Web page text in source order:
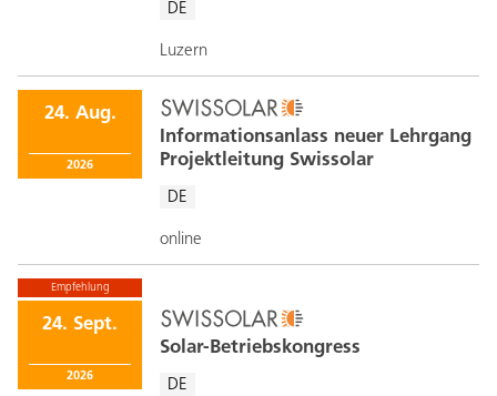
DE
Luzern
24. Aug.
2026
Informationsanlass neuer Lehrgang
Projektleitung Swissolar
DE
online
Empfehlung
24. Sept.
2026
Solar-Betriebskongress
DE